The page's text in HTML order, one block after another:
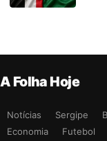
A Folha Hoje
Notícias Sergipe
Economia
Futebol